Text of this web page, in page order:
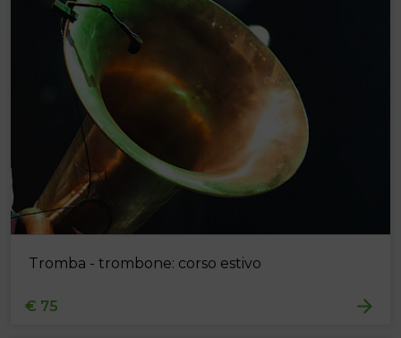
Tromba - trombone: corso estivo
€ 75